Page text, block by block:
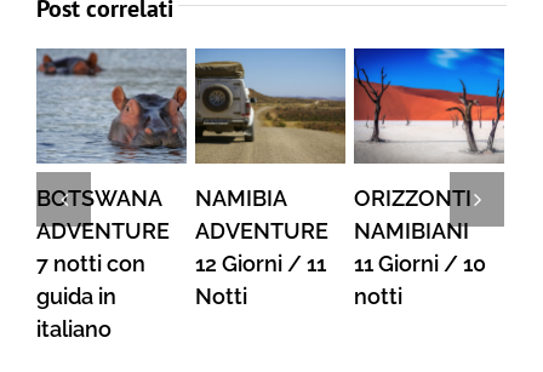
Post correlati
BOTSWANA
ADVENTURE
7 notti con
guida in
italiano
NAMIBIA
ADVENTURE
12 Giorni / 11
Notti
ORIZZONTI
NAMIBIANI
11 Giorni / 10
notti